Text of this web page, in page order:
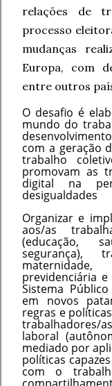
relações de
processo
mudanças
Europa, com
entre outros
O desafio é
mundo do
com a geração
trabalho
promovam as
digital na
desigualdades
Organizar e
aos/as
(educação,
segurança),
previdenciária
Sistema
em novos
regras e
trabalhadores/
laboral
mediado por
políticas
com o